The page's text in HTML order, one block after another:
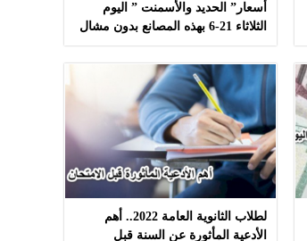
أسعار” الحديد والأسمنت ” اليوم
الثلاثاء 21-6 بهذه المصانع بدون مشال
لطلاب الثانوية العامة 2022.. أهم
الأدعية المأثورة عن السنة قبل